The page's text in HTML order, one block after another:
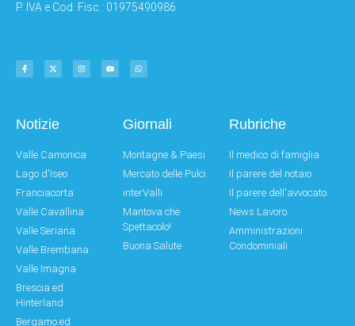
P. IVA e Cod. Fisc.: 01975490986
Notizie
Valle Camonica
Lago d'Iseo
Franciacorta
Valle Cavallina
Valle Seriana
Valle Brembana
Valle Imagna
Brescia ed
Hinterland
Bergamo ed
Giornali
Montagne & Paesi
Mercato delle Pulci
interValli
Mantova che
Spettacolo!
Buona Salute
Rubriche
Il medico di famiglia
Il parere del notaio
Il parere dell'avvocato
News Lavoro
Amministrazioni
Condominiali